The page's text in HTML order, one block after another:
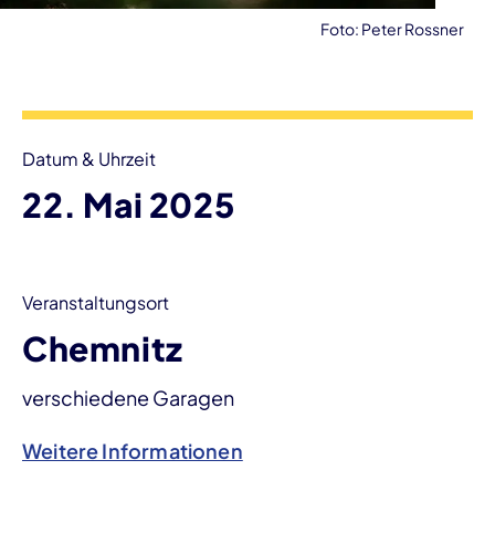
Foto: Peter Rossner
Datum & Uhrzeit
22. Mai 2025
Veranstaltungsort
Chemnitz
verschiedene Garagen
Weitere Informationen